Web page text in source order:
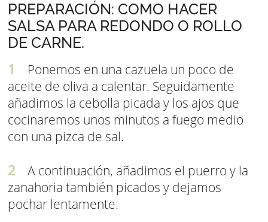
PREPARACIÓN: COMO HACER
SALSA PARA REDONDO O ROLLO
DE CARNE.
Ponemos en una cazuela un poco de
aceite de oliva a calentar. Seguidamente
añadimos la cebolla picada y los ajos que
cocinaremos unos minutos a fuego medio
con una pizca de sal.
A continuación, añadimos el puerro y la
zanahoria también picados y dejamos
pochar lentamente.